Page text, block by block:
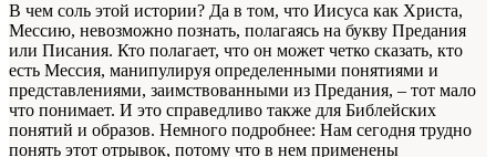
В чем соль этой истории? Да в том, что Иисуса как Христа,
Мессию, невозможно познать, полагаясь на букву Предания
или Писания. Кто полагает, что он может четко сказать, кто
есть Мессия, манипулируя определенными понятиями и
представлениями, заимствованными из Предания, – тот мало
что понимает. И это справедливо также для Библейских
понятий и образов. Немного подробнее: Нам сегодня трудно
понять этот отрывок, потому что в нем применены